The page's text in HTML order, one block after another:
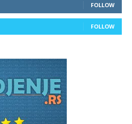
FOLLOW
FOLLOW